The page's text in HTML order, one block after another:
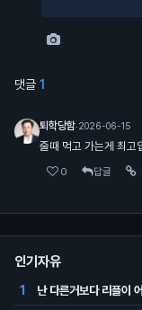
댓글 1
퇴학당함·2026-06-15
줄때 먹고 가는게 최고
0 답글
인기자유
1 난 다른거보다 리플이